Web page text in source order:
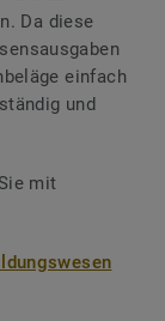
Da diese
einfach
und
mit